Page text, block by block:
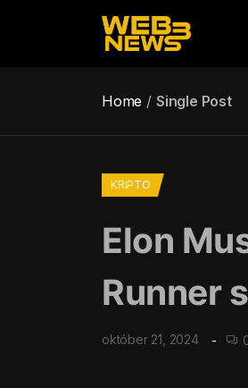
Home Single Post
KRIPTO
Elon
Runner
október 21, 2024